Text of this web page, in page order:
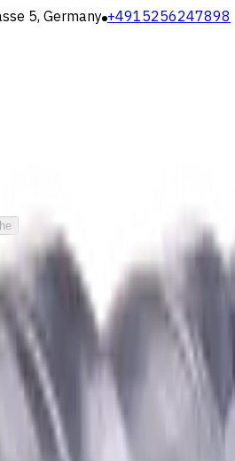
5, Germany +4915256247898
Drehmaschine Werkzeughalter